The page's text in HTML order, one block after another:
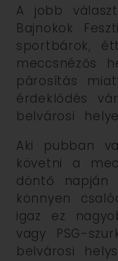
A jobb
Bajnokok
sportbárok,
meccsnézős
párosítás
érdeklődés
belvárosi
Aki pubban
követni a
döntő napján
könnyen
igaz ez
vagy PSG-
belvárosi